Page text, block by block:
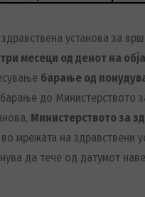
установа за
месеци од денот на
барање од
до Министерството
Министерството за
мрежата на
да тече од датумот